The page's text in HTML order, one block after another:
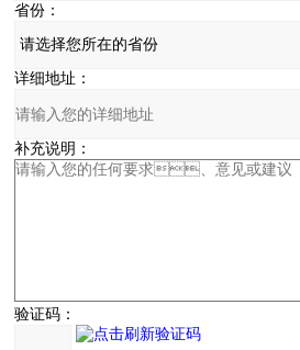
省份：
详细地址：
补充说明：
验证码：